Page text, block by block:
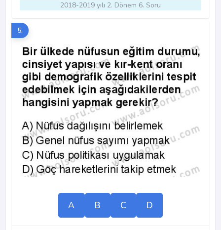
2018-2019 yılı 2. Dönem 6. Soru
5.
A B C D